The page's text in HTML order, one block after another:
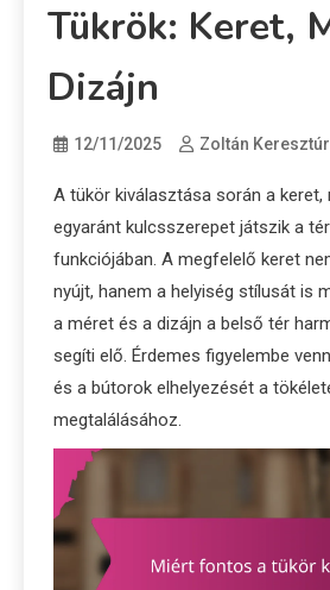
Tükrök: Keret,
Dizájn
12/11/2025 Zoltán
A tükör kiválasztása során a keret,
egyaránt kulcsszerepet játszik a
funkciójában. A megfelelő keret
nyújt, hanem a helyiség stílusát is
a méret és a dizájn a belső tér
segíti elő. Érdemes figyelembe
és a bútorok elhelyezését a
megtalálásához.